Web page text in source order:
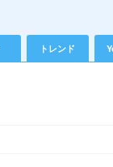
トレンド